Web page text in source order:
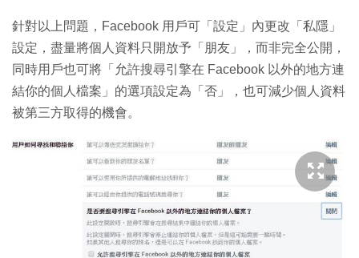
針對以上問題，Facebook 用戶可「設定」內更改「私隱」
設定，盡量將個人資料只開放予「朋友」，而非完全公開，
同時用戶也可將「允許搜尋引擎在 Facebook 以外的地方連
結你的個人檔案」的選項設定為「否」，也可減少個人資料
被第三方取得的機會。